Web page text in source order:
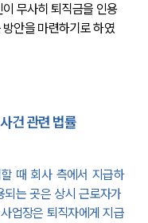
무사히 퇴직금을 인용
안을 마련하기로 하였
건 관련 법률
때 회사 측에서 지급하
는 곳은 상시 근로자가
업장은 퇴직자에게 지급